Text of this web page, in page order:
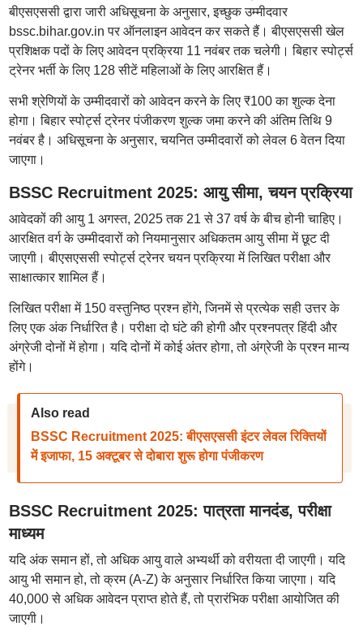
बीएसएससी द्वारा जारी अधिसूचना के अनुसार, इच्छुक उम्मीदवार
bssc.bihar.gov.in पर ऑनलाइन आवेदन कर सकते हैं। बीएसएससी खेल
प्रशिक्षक पदों के लिए आवेदन प्रक्रिया 11 नवंबर तक चलेगी। बिहार स्पोर्ट्स
ट्रेनर भर्ती के लिए 128 सीटें महिलाओं के लिए आरक्षित हैं।
सभी श्रेणियों के उम्मीदवारों को आवेदन करने के लिए ₹100 का शुल्क देना
होगा। बिहार स्पोर्ट्स ट्रेनर पंजीकरण शुल्क जमा करने की अंतिम तिथि 9
नवंबर है। अधिसूचना के अनुसार, चयनित उम्मीदवारों को लेवल 6 वेतन दिया
जाएगा।
BSSC Recruitment 2025: आयु सीमा, चयन प्रक्रिया
आवेदकों की आयु 1 अगस्त, 2025 तक 21 से 37 वर्ष के बीच होनी चाहिए।
आरक्षित वर्ग के उम्मीदवारों को नियमानुसार अधिकतम आयु सीमा में छूट दी
जाएगी। बीएसएससी स्पोर्ट्स ट्रेनर चयन प्रक्रिया में लिखित परीक्षा और
साक्षात्कार शामिल हैं।
लिखित परीक्षा में 150 वस्तुनिष्ठ प्रश्न होंगे, जिनमें से प्रत्येक सही उत्तर के
लिए एक अंक निर्धारित है। परीक्षा दो घंटे की होगी और प्रश्नपत्र हिंदी और
अंग्रेजी दोनों में होगा। यदि दोनों में कोई अंतर होगा, तो अंग्रेजी के प्रश्न मान्य
होंगे।
Also read
BSSC Recruitment 2025: बीएसएससी इंटर लेवल रिक्तियों
में इजाफा, 15 अक्टूबर से दोबारा शुरू होगा पंजीकरण
BSSC Recruitment 2025: पात्रता मानदंड, परीक्षा
माध्यम
यदि अंक समान हों, तो अधिक आयु वाले अभ्यर्थी को वरीयता दी जाएगी। यदि
आयु भी समान हो, तो क्रम (A-Z) के अनुसार निर्धारित किया जाएगा। यदि
40,000 से अधिक आवेदन प्राप्त होते हैं, तो प्रारंभिक परीक्षा आयोजित की
जाएगी।